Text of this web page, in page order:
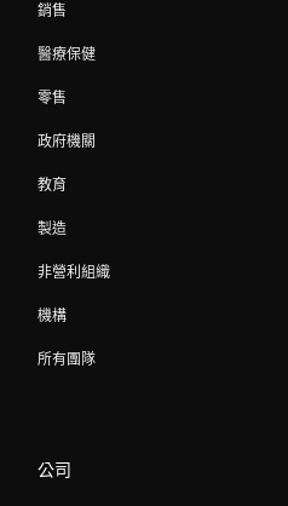
銷售
醫療保健
零售
政府機關
教育
製造
非營利組織
機構
所有團隊
公司